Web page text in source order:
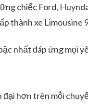
chiếc Ford,
thành xe Limousine
nhất đáp ứng mọi
hơn trên mỗi